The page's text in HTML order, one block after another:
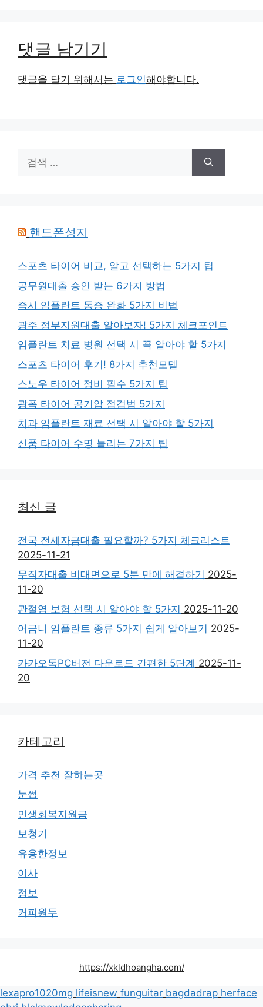
댓글 남기기
댓글을 달기 위해서는 로그인해야합니다.
색:
핸드폰성지
스포츠 타이어 비교, 알고 선택하는 5가지 팁
공무원대출 승인 받는 6가지 방법
즉시 임플란트 통증 완화 5가지 비법
광주 정부지원대출 알아보자! 5가지 체크포인트
임플란트 치료 병원 선택 시 꼭 알아야 할 5가지
스포츠 타이어 후기! 8가지 추천모델
스노우 타이어 정비 필수 5가지 팁
광폭 타이어 공기압 점검법 5가지
치과 임플란트 재료 선택 시 알아야 할 5가지
신품 타이어 수명 늘리는 7가지 팁
최신 글
전국 전세자금대출 필요할까? 5가지 체크리스트
2025-11-21
무직자대출 비대면으로 5분 만에 해결하기 2025-
11-20
관절염 보험 선택 시 알아야 할 5가지 2025-11-20
어금니 임플란트 종류 5가지 쉽게 알아보기 2025-
11-20
카카오톡PC버전 다운로드 간편한 5단계 2025-11-
20
카테고리
가격 추천 잘하는곳
눈썹
민생회복지원금
보청기
유용한정보
이사
정보
커피원두
https://xkldhoangha.com/
lexapro1020mg lifeisnew funguitar bagdadrap herface